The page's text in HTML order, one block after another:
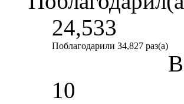
24,533
Поблагодарили 34,827 раз(а)
10